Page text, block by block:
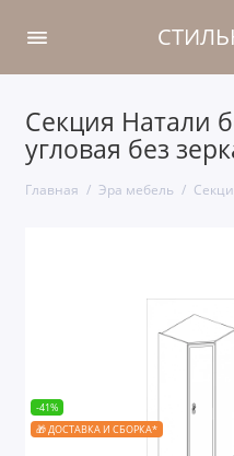
Секция Натали
угловая без
Главная Эра мебель
-41%
🎁 ДОСТАВКА И СБОРКА*